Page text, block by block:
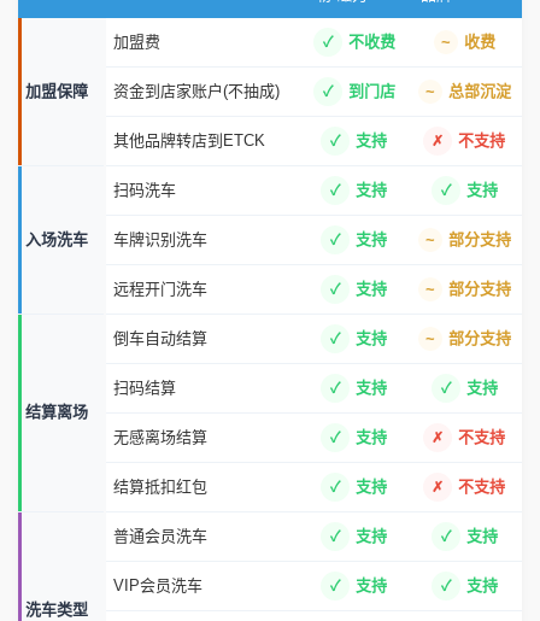
加盟保障
加盟费 不收费 收费
资金到店家账户(不抽成) 到门店 总部沉淀
其他品牌转店到ETCK 支持 不支持
入场洗车
扫码洗车 支持 支持
车牌识别洗车 支持 部分支持
远程开门洗车 支持 部分支持
结算离场
倒车自动结算 支持 部分支持
扫码结算 支持 支持
无感离场结算 支持 不支持
结算抵扣红包 支持 不支持
洗车类型
普通会员洗车 支持 支持
VIP会员洗车 支持 支持